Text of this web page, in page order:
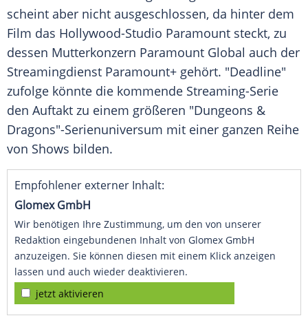
scheint aber nicht ausgeschlossen, da hinter dem
Film das Hollywood-Studio Paramount steckt, zu
dessen Mutterkonzern Paramount Global auch der
Streamingdienst Paramount+ gehört. "Deadline"
zufolge könnte die kommende Streaming-Serie
den Auftakt zu einem größeren "Dungeons &
Dragons"-Serienuniversum mit einer ganzen Reihe
von Shows bilden.
Empfohlener externer Inhalt:
Glomex GmbH
Wir benötigen Ihre Zustimmung, um den von unserer
Redaktion eingebundenen Inhalt von Glomex GmbH
anzuzeigen. Sie können diesen mit einem Klick anzeigen
lassen und auch wieder deaktivieren.
jetzt aktivieren